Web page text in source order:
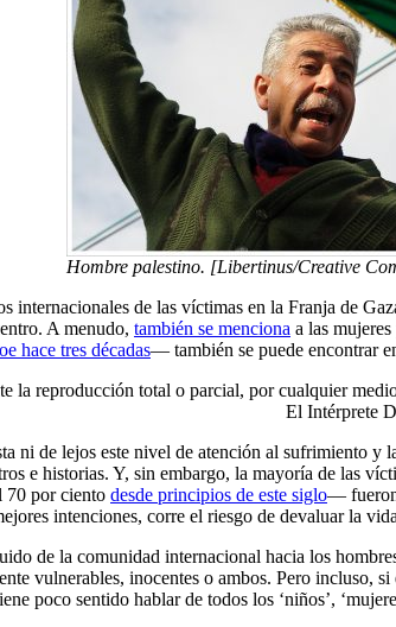
Hombre palestino. [Libertinus/Creative
internacionales de las víctimas en la Franja de
A menudo, también se menciona a las
hace tres décadas— también se puede encontrar
la reproducción total o parcial, por cualquier
El Intérprete
ni de lejos este nivel de atención al sufrimiento y
e historias. Y, sin embargo, la mayoría de las
70 por ciento desde principios de este siglo— fueron
intenciones, corre el riesgo de devaluar la
de la comunidad internacional hacia los
vulnerables, inocentes o ambos. Pero incluso,
poco sentido hablar de todos los ‘niños’,